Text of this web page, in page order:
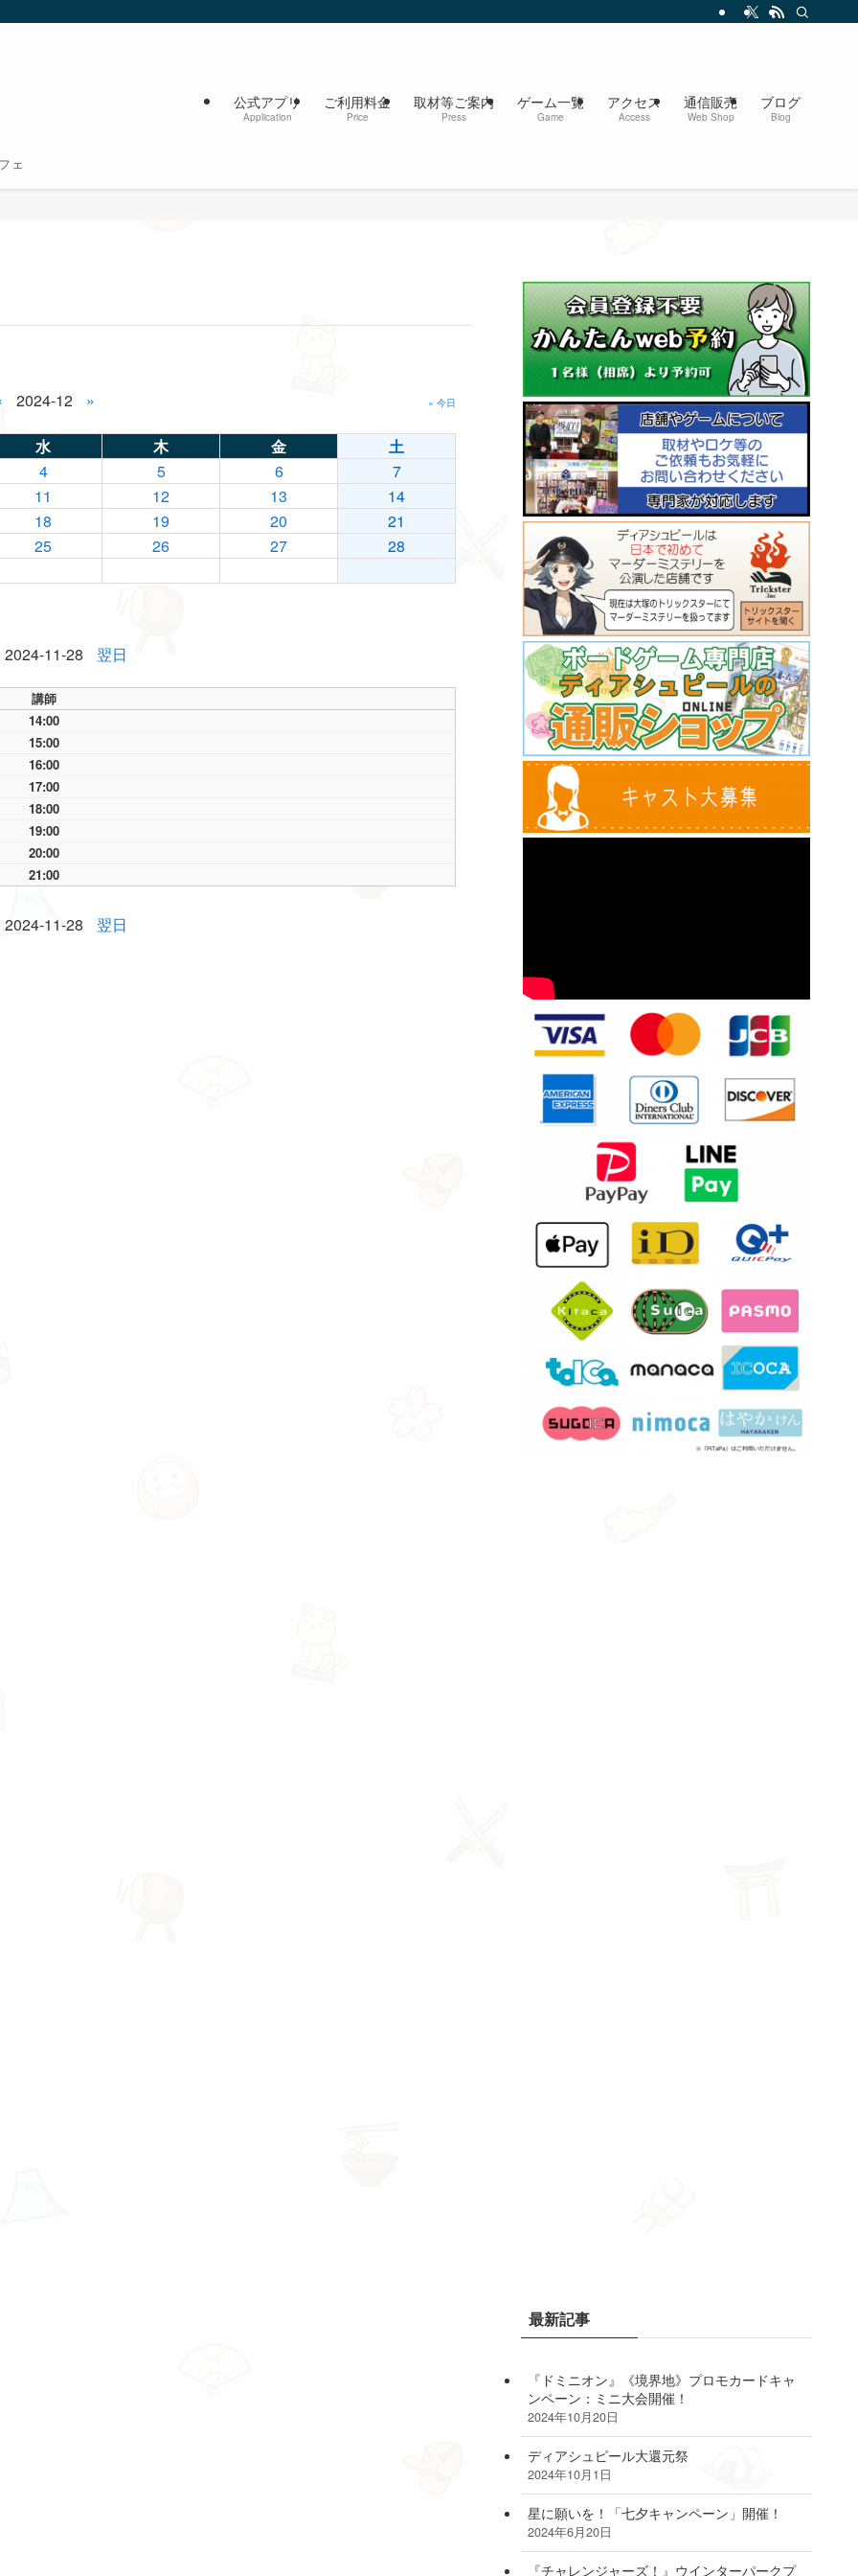
ェ
公式アプリ
Application
ご利用料金
Price
取材等ご案内
Press
ゲーム一覧
Game
アクセス
Access
通信販売
Web Shop
ブログ
Blog
2024-12 » » 今日
水 木 金
土
4
5 6
7
11
12 13
14
18
19 20
21
25
26 27 28
2024-11-28 翌日
講師
14:00
15:00
16:00
17:00
18:00
19:00
20:00
21:00
2024-11-28 翌日
最新記事
『ドミニオン』《境界地》プロモカードキャ
ンペーン：ミニ大会開催！
2024年10月20日
ディアシュピール大還元祭
2024年10月1日
星に願いを！「七夕キャンペーン」開催！
2024年6月20日
『チャレンジャーズ！』ウインターパークプ